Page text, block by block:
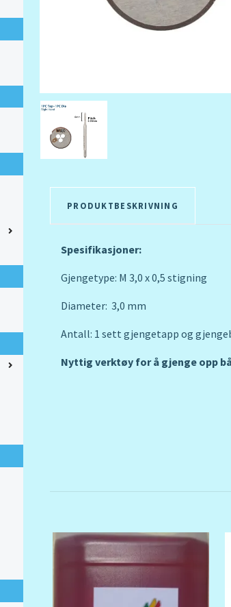
PRODUKTBESKRIVNING
Spesifikasjoner:
Gjengetype: M 3,0 x 0,5 stigning
Diameter: 3,0 mm
Antall: 1 sett gjengetapp og
Nyttig verktøy for å gjenge opp